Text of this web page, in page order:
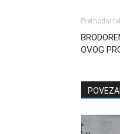
Prethodni
OVOG